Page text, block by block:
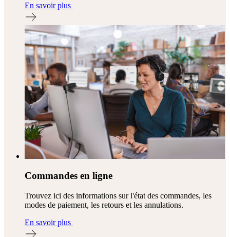
En savoir plus
Commandes en ligne
Trouvez ici des informations sur l'état des commandes, les
modes de paiement, les retours et les annulations.
En savoir plus